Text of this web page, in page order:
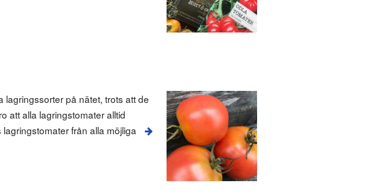
på nätet, trots att de
att alla lagringstomater alltid
från alla möjliga